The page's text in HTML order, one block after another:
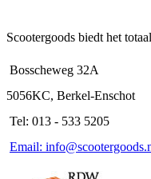
Scootergoods biedt het
Bosscheweg 32A
5056KC, Berkel-Enschot
Tel: 013 - 533 5205
Email: